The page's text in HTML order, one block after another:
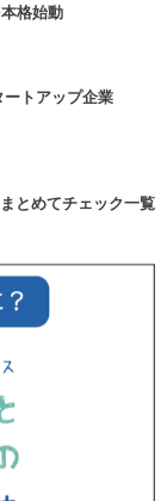
格始動
トアップ企業
とめてチェック一覧